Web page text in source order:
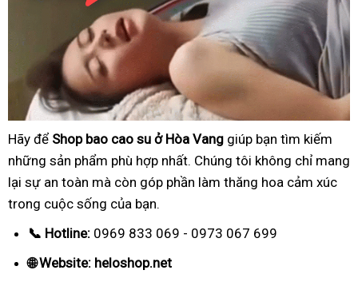
Hãy để Shop bao cao su ở Hòa Vang giúp bạn tìm kiếm
những sản phẩm phù hợp nhất. Chúng tôi không chỉ mang
lại sự an toàn mà còn góp phần làm thăng hoa cảm xúc
trong cuộc sống của bạn.
📞 Hotline: 0969 833 069 - 0973 067 699
🌐 Website: heloshop.net